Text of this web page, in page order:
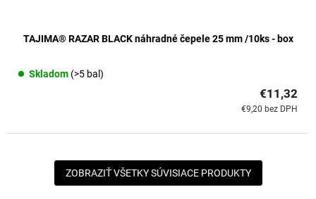
TAJIMA® RAZAR BLACK náhradné čepele 25 mm /10ks - box
Skladom (>5 bal)
€9,20 bez DPH
€11,32
ZOBRAZIŤ VŠETKY SÚVISIACE PRODUKTY